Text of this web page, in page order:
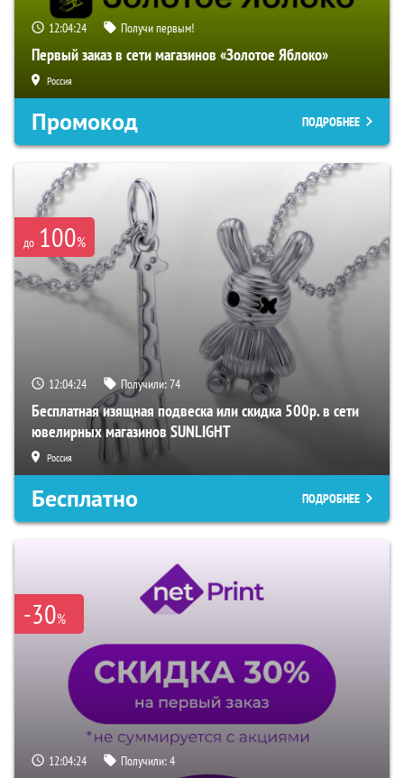
12:04:23 Получи первым!
Первый заказ в сети магазинов «Золотое Яблоко»
Россия
Промокод ПОДРОБНЕЕ
до 100%
12:04:23 Получили:74
Бесплатная изящная подвеска или скидка 500р. в сети
ювелирных магазинов SUNLIGHT
Россия
Бесплатно ПОДРОБНЕЕ
-30%
12:04:23 Получили:4